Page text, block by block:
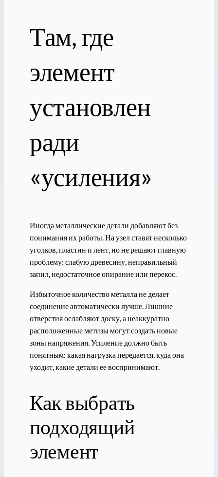
Там, где
элемент
установлен
ради
«усиления»
Иногда металлические детали добавляют без
понимания их работы. На узел ставят несколько
уголков, пластин и лент, но не решают главную
проблему: слабую древесину, неправильный
запил, недостаточное опирание или перекос.
Избыточное количество металла не делает
соединение автоматически лучше. Лишние
отверстия ослабляют доску, а неаккуратно
расположенные метизы могут создать новые
зоны напряжения. Усиление должно быть
понятным: какая нагрузка передается, куда она
уходит, какие детали ее воспринимают.
Как выбрать
подходящий
элемент